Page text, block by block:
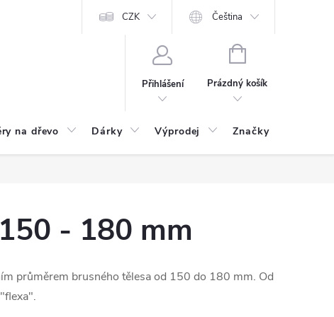
CZK Čeština
Přihlášení
NÁKUPNÍ
Prázdný košík
na dřevo Dárky Výprodej Značky
- 180 mm
průměrem brusného tělesa od 150 do 180 mm. Od